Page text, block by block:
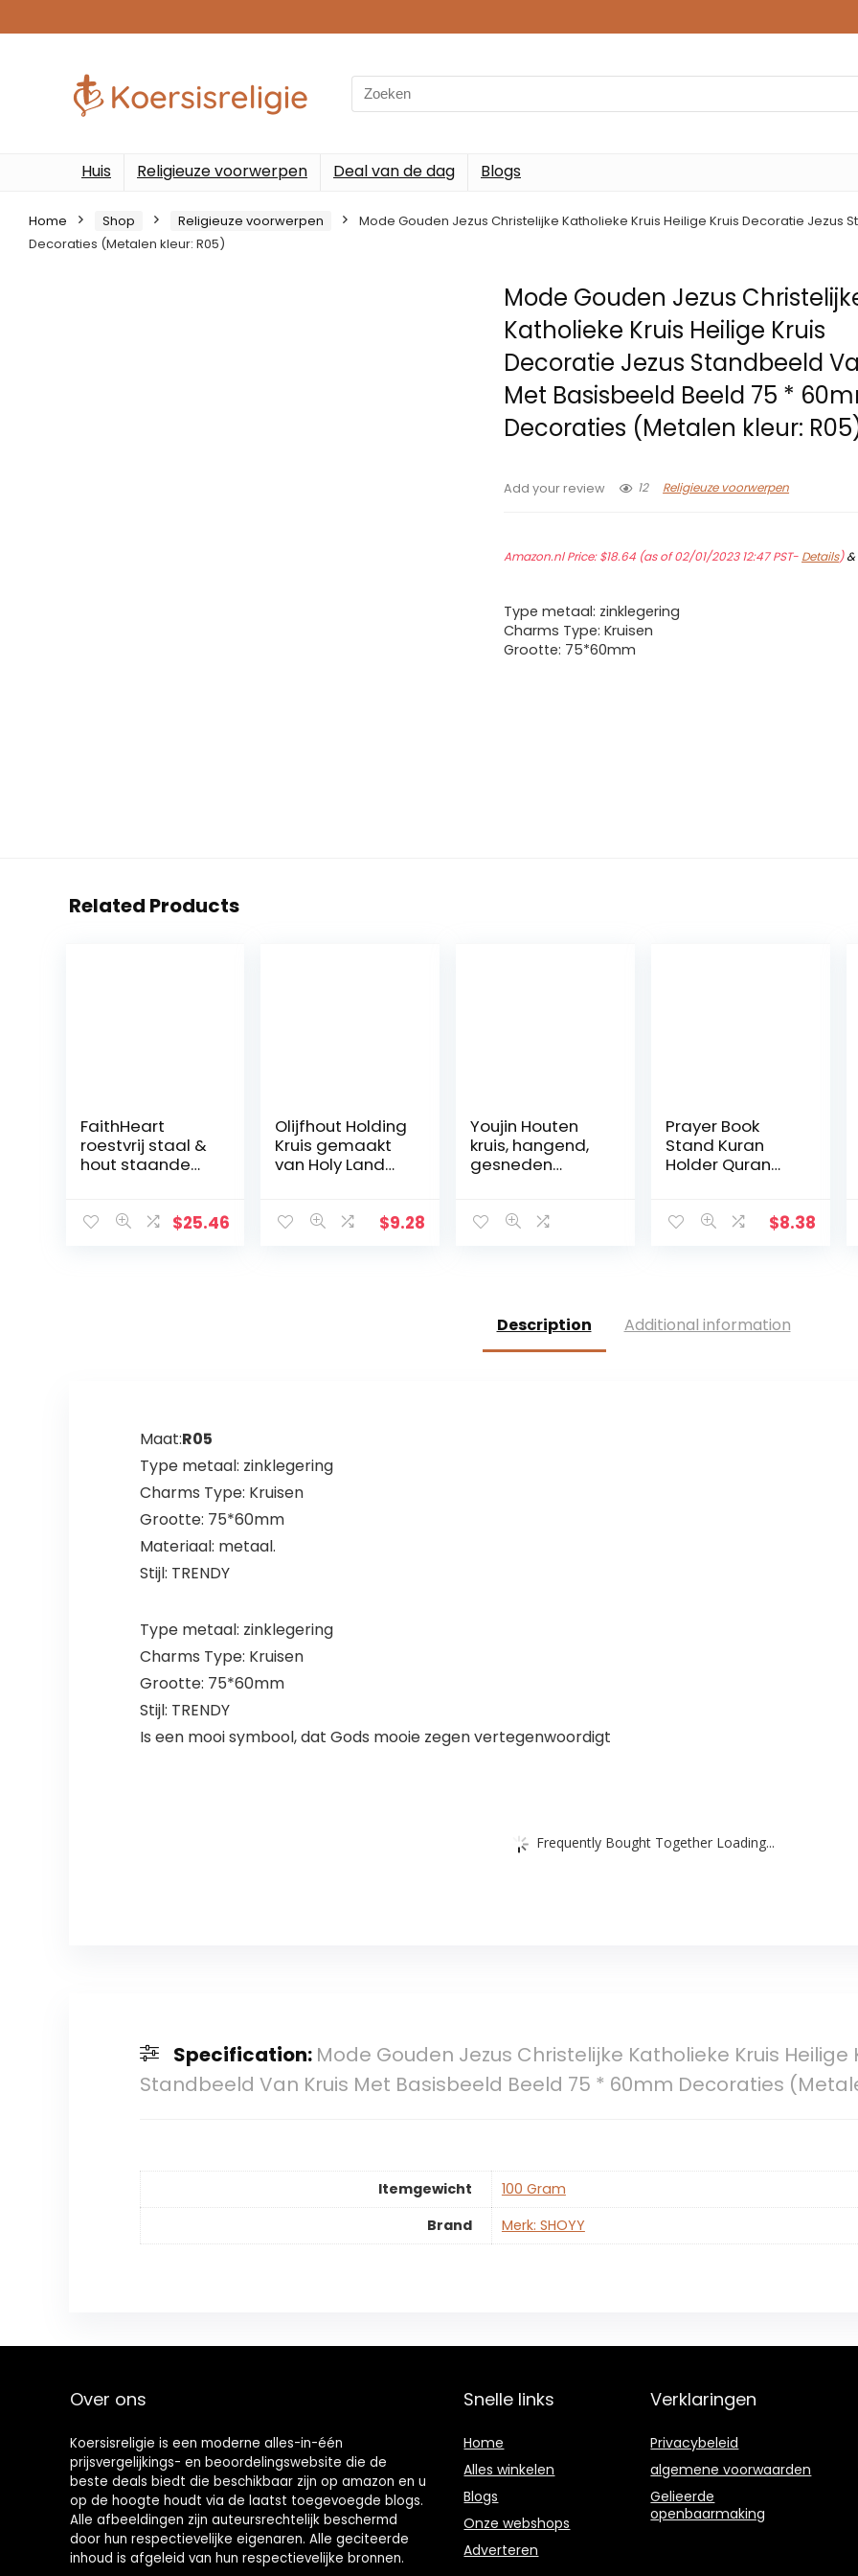
Search
for:
Huis Religieuze voorwerpen Deal van de dag Blogs
Home Shop Religieuze voorwerpen
Mode Gouden Jezus Christelijke Katholieke Kruis Heilige Kruis Decoratie Jezus
Decoraties (Metalen kleur: R05)
Mode Gouden Jezus
Katholieke Kruis Heilige Kruis
Decoratie Jezus Standbeeld
Met Basisbeeld Beeld 75 *
Decoraties (Metalen kleur:
Add your review 12 Religieuze voorwerpen
Amazon.nl Price:$18.64 (as of 02/01/2023 12:47 PST- Details)&
Type metaal: zinklegering
Charms Type: Kruisen
Grootte: 75*60mm
Related Products
FaithHeart
roestvrij staal &
hout staande
Religieuze Home
$25.46
Olijfhout Holding
Kruis gemaakt
van Holy Land
$9.28
Youjin Houten
kruis, hangend,
gesneden
verstrengelde
Prayer Book
Stand Kuran
Holder Quran
Mubarak
$8.38
Description Additional information
Maat:R05
Type metaal: zinklegering
Charms Type: Kruisen
Grootte: 75*60mm
Materiaal: metaal.
Stijl: TRENDY
Type metaal: zinklegering
Charms Type: Kruisen
Grootte: 75*60mm
Stijl: TRENDY
Is een mooi symbool, dat Gods mooie zegen vertegenwoordigt
Frequently Bought Together Loading...
Specification: Mode Gouden Jezus Christelijke Katholieke Kruis Heilige
Standbeeld Van Kruis Met Basisbeeld Beeld 75 * 60mm Decoraties
Itemgewicht
‎100 Gram
Brand
Merk: SHOYY
Over ons
Koersisreligie is een moderne alles-in-één
prijsvergelijkings- en beoordelingswebsite die de
beste deals biedt die beschikbaar zijn op amazon en u
op de hoogte houdt via de laatst toegevoegde blogs.
Alle afbeeldingen zijn auteursrechtelijk beschermd
door hun respectievelijke eigenaren. Alle geciteerde
inhoud is afgeleid van hun respectievelijke bronnen.
Snelle links
Home
Alles winkelen
Blogs
Onze webshops
Adverteren
Verklaringen
Privacybeleid
algemene voorwaarden
Gelieerde
openbaarmaking